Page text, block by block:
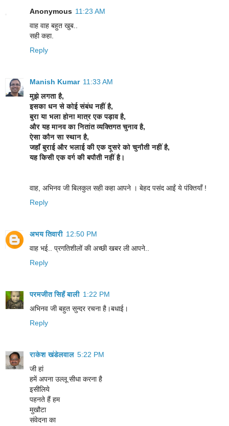
Anonymous 11:23 AM
वाह वाह बहुत खुब..
सही कहा.
Reply
Manish Kumar 11:33 AM
मुझे लगता है,
इसका धन से कोई संबंध नहीं है,
बुरा या भला होना मात्र एक पड़ाव है,
और यह मानव का नितांत व्यक्तिगत चुनाव है,
ऐसा कौन सा स्थान है,
जहाँ बुराई और भलाई की एक दूसरे को चुनौती नहीं है,
यह किसी एक वर्ग की बपौती नहीं है।
वाह, अभिनव जी बिलकुल सही कहा आपने । बेहद पसंद आईं ये पंक्तियाँ !
Reply
अभय तिवारी 12:50 PM
वाह भई.. प्रगतिशीलों की अच्छी खबर ली आपने..
Reply
परमजीत सिहँ बाली 1:22 PM
अभिनव जी बहुत सुन्दर रचना है।बधाई।
Reply
राकेश खंडेलवाल 5:22 PM
जी हां
हमें अपना उल्लू सीधा करना है
इसीलिये
पहनते हैं हम
मुखौटा
संवेदना का